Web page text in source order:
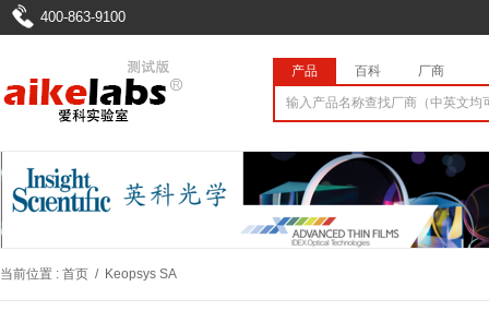
400-863-9100
产品 百科 厂商
当前位置 : 首页 / Keopsys SA